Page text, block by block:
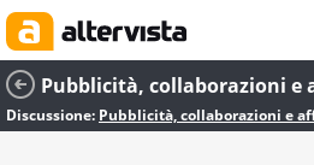
Pubblicità, collaborazioni e
Discussione: Pubblicità, collaborazioni e